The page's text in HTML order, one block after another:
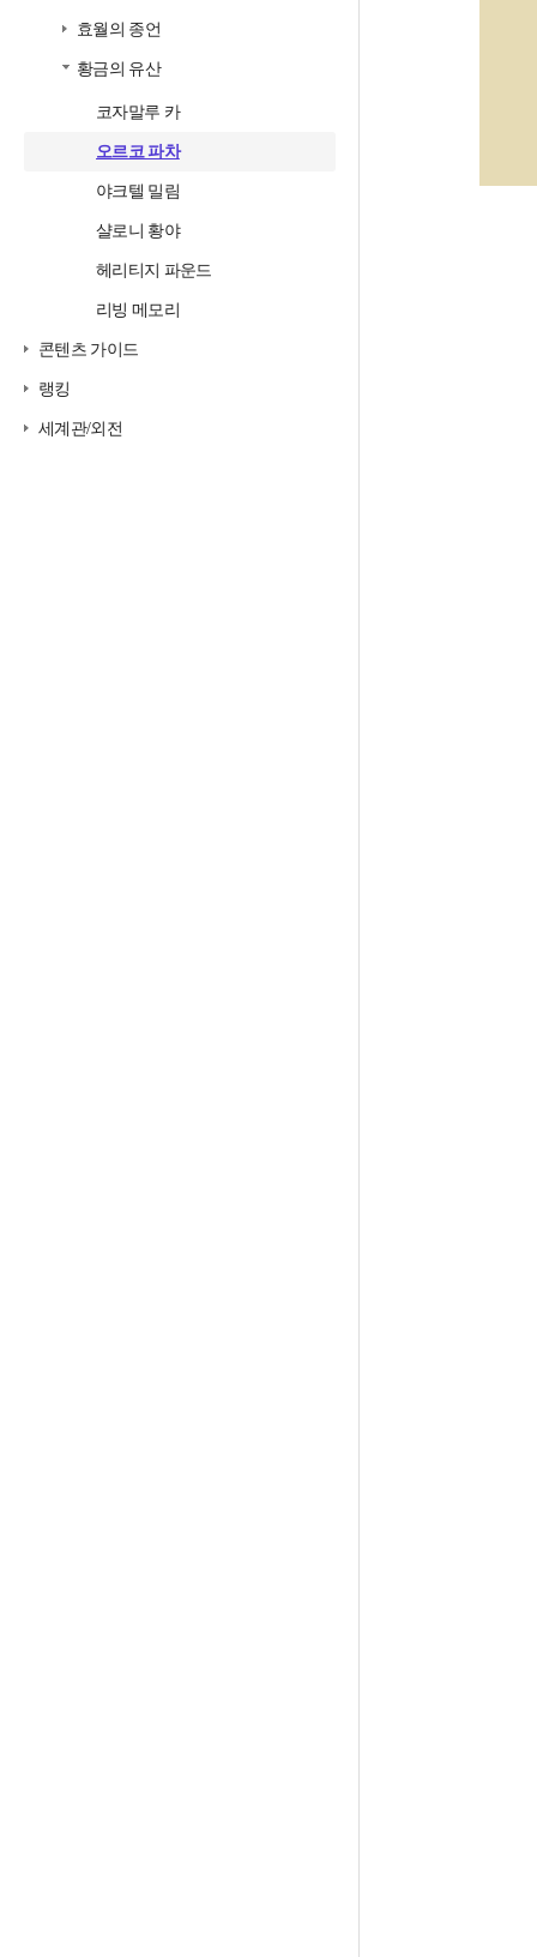
효월의 종언
황금의 유산
코자말루 카
오르코 파차
야크텔 밀림
샬로니 황야
헤리티지 파운드
리빙 메모리
콘텐츠 가이드
랭킹
세계관/외전